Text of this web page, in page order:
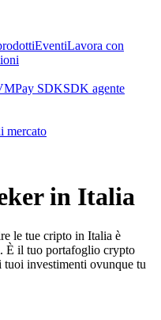
EventiLavora con
Pay SDKSDK agente
mercato
in Italia
le tue cripto in Italia è
È il tuo portafoglio crypto
tuoi investimenti ovunque tu